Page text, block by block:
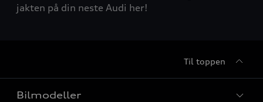
jakten på din neste Audi her!
Til toppen
Bilmodeller